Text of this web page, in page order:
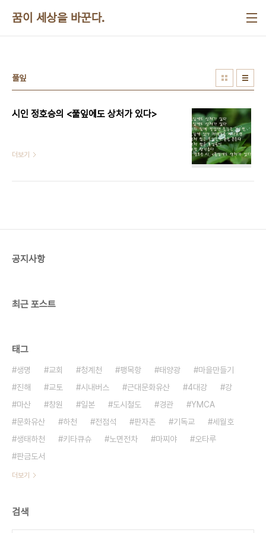
꿈이 세상을 바꾼다.
풀잎
시인 정호승의 <풀잎에도 상처가 있다>
더보기
공지사항
최근 포스트
태그
생명 교회 청계천 팽목항 태양광
마을만들기
진해
교토 시내버스 근대문화유산 4대강
강
마산
창원 일본 도시철도 경관
YMCA
문화유산
하천 전점석 판자촌 기독교
세월호
생태하천
키타큐슈 노면전차 마찌야
오타루
판금도서
더보기
검색